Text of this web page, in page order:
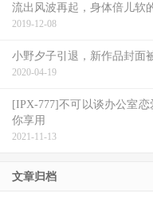
流出风波再起，身体倍儿软
2019-12-08
小野夕子引退，新作品封面
2020-04-19
[IPX-777]不可以谈办公室
你享用
2021-11-13
文章归档